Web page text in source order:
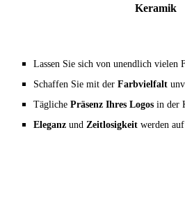
Keramik
Lassen Sie sich von unendlich vielen
Schaffen Sie mit der Farbvielfalt
Tägliche Präsenz Ihres Logos in der
Eleganz und Zeitlosigkeit werden